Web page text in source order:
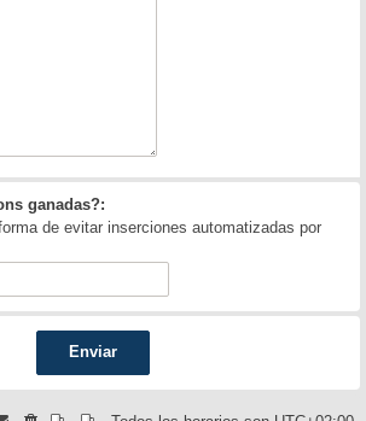
ganadas?:
de evitar inserciones automatizadas por